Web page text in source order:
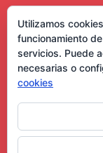
Utilizamos
funcionamiento
servicios. Puede
necesarias o
cookies